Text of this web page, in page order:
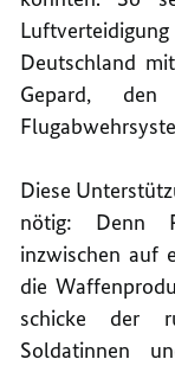
Luftverteidigung
Deutschland
Gepard,
Diese
nötig: Denn
inzwischen auf
die
schicke der
Soldatinnen